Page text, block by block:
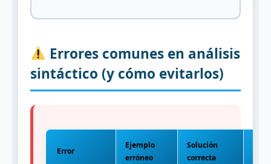
Errores comunes en análisis
sintáctico (y cómo evitarlos)
Error
Ejemplo
erróneo
Solución
correcta